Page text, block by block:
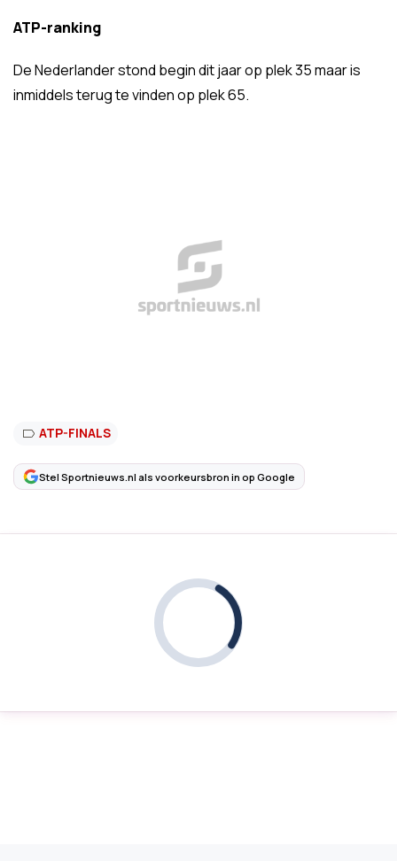
ATP-ranking
De Nederlander stond begin dit jaar op plek 35 maar is
inmiddels terug te vinden op plek 65.
ATP-FINALS
Stel Sportnieuws.nl als voorkeursbron in op Google